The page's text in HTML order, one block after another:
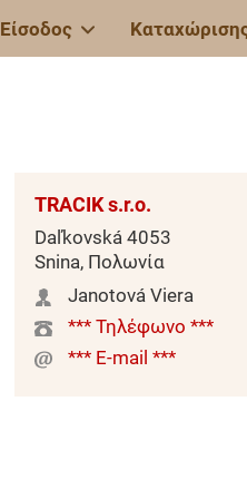
Είσοδος
TRACIK s.r.o.
Daľkovská 4053
Snina, Πολωνία
Janotová Viera
*** Τηλέφωνο ***
*** E-mail ***